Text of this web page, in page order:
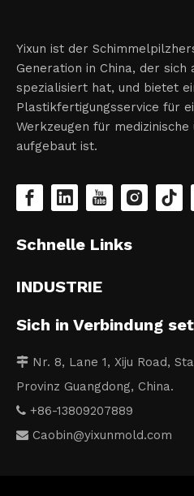
Yixun ist der
Generation in China, der sich
spezialisiert hat, und bietet
Plastikfertigungsservice für
Werkzeugen für
aufgebaut ist.
Schnelle Links
INDUSTRIE
Sich in Verbindung
 Nr. 8, Lane 1, Xiju Road,
Provinz Guangdong, China.
 +86-13809207889
 Caobin@yixunmold.com